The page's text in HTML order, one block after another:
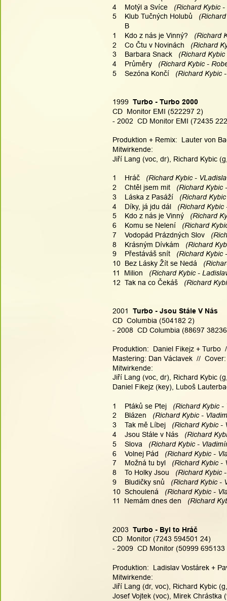
4    Motýl a Svíce
(Richard Kybic
5    Klub Tučných Holubů
      B
1    Kdo z nás je Vinný?
(Richard
2    Co Čtu v Novinách
(Richard
3    Barbara Snack
(Richard Kybic
4    Průměry
(Richard Kybic -
5    Sezóna Končí
(Richard Kybic
1999 Turbo - Turbo 2000
CD  Monitor EMI (522297 2)
- 2002  CD Monitor EMI (72435
Produktion + Remix:  Lauter von
Mitwirkende:
Jiří Lang (voc, dr), Richard Kybic
1    Hráč
(Richard Kybic -
2    Chtěl jsem mit
(Richard
3    Láska z Pasáží
(Richard
4    Díky, já jdu dál
(Richard
5    Kdo z nás je Vinný
(Richard
6    Komu se Nelení
(Richard
7    Vodopád Prázdných Slov
8    Krásným Dívkám
(Richard
9    Přestáváš snít
(Richard
10  Bez Lásky Žít se Nedá
11  Milion
(Richard Kybic -
12  Tak na co Čekáš
(Richard
2001 Turbo - Jsou Stále V Nás
CD  Columbia (504182 2)
- 2008  CD Columbia (88697
Produktion:  Daniel Fikejz + Turbo
Mastering: Dan Václavek  //
Mitwirkende:
Jiří Lang (voc, dr), Richard Kybic
Daniel Fikejz (key), Luboš
1    Ptáků se Ptej
(Richard Kybic -
2    Blázen
(Richard Kybic -
3    Tak mě Líbej
(Richard Kybic -
4    Jsou Stále v Nás
(Richard
5    Slova
(Richard Kybic -
6    Volnej Pád
(Richard Kybic -
7    Možná tu byl
(Richard Kybic -
8    To Holky Jsou
(Richard Kybic
9    Bludičky snů
(Richard Kybic -
10  Schoulená
(Richard Kybic -
11  Nemám dnes den
(Richard
2003 Turbo - Byl to Hráč
CD  Monitor (7243 594501 24)
- 2009  CD Monitor (50999 695133
Produktion:  Ladislav Vostárek +
Mitwirkende:
Jiří Lang (dr, voc), Richard Kybic
Josef Vojtek (voc), Mirek Chrástka